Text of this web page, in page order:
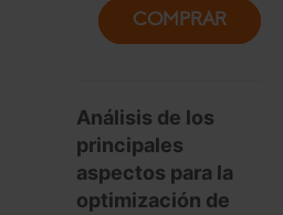
COMPRAR
Análisis de los
principales
aspectos para la
optimización de